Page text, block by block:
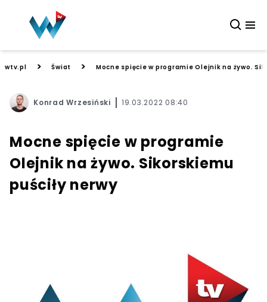
wtv.pl > Świat > Mocne spięcie w programie Olejnik na żywo.
Konrad Wrzesiński 19.03.2022 08:40
Mocne spięcie w programie
Olejnik na żywo. Sikorskiemu
puściły nerwy